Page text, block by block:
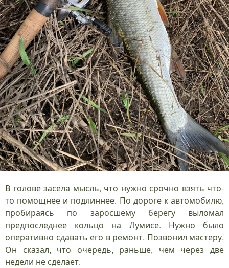
В голове засела мысль, что нужно срочно взять что-
то помощнее и подлиннее. По дороге к автомобилю,
пробираясь по заросшему берегу выломал
предпоследнее кольцо на Лумисе. Нужно было
оперативно сдавать его в ремонт. Позвонил мастеру.
Он сказал, что очередь, раньше, чем через две
недели не сделает.